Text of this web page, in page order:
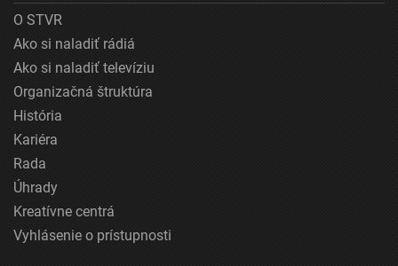
O STVR
Ako si naladiť rádiá
Ako si naladiť televíziu
Organizačná štruktúra
História
Kariéra
Rada
Úhrady
Kreatívne centrá
Vyhlásenie o prístupnosti